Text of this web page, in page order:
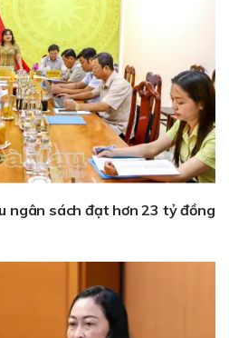
ngân sách đạt hơn 23 tỷ đồng